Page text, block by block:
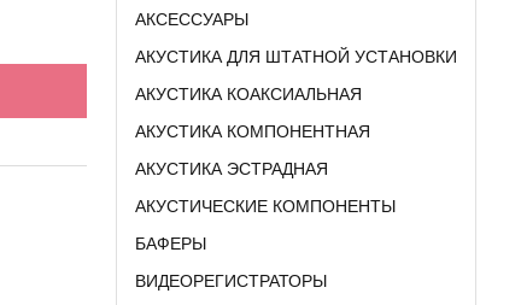
АКСЕССУАРЫ
АКУСТИКА ДЛЯ ШТАТНОЙ УСТАНОВКИ
АКУСТИКА КОАКСИАЛЬНАЯ
АКУСТИКА КОМПОНЕНТНАЯ
АКУСТИКА ЭСТРАДНАЯ
АКУСТИЧЕСКИЕ КОМПОНЕНТЫ
БАФЕРЫ
ВИДЕОРЕГИСТРАТОРЫ